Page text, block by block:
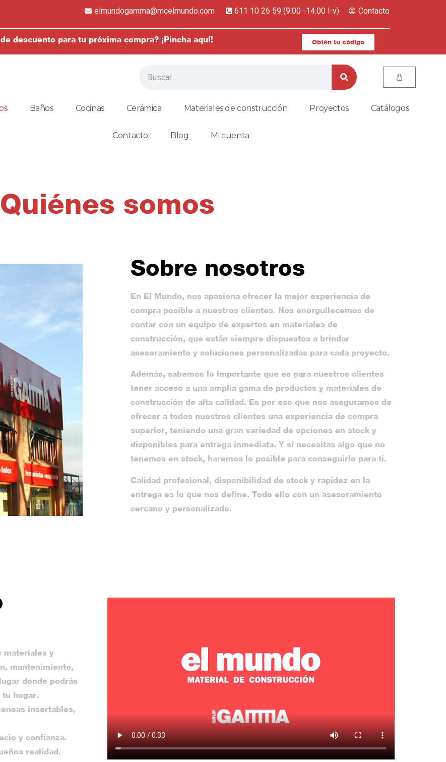
elmundogamma@mcelmundo.com 611 10 26 59 (9.00 -14.00 l-v) Contacto
descuento para tu próxima compra? ¡Pincha aquí! Obtén tu código
Baños Cocinas Cerámica Materiales de construcción Proyectos Catálogos
Contacto Blog Mi cuenta
Quiénes somos
Sobre nosotros
En El Mundo, nos apasiona ofrecer la mejor experiencia de
compra posible a nuestros clientes. Nos enorgullecemos de
contar con un equipo de expertos en materiales de
construcción, que están siempre dispuestos a brindar
asesoramiento y soluciones personalizadas para cada proyecto.
Además, sabemos lo importante que es para nuestros clientes
tener acceso a una amplia gama de productos y materiales de
construcción de alta calidad. Es por eso que nos aseguramos de
ofrecer a todos nuestros clientes una experiencia de compra
superior, teniendo una gran variedad de opciones en stock y
disponibles para entrega inmediata. Y si necesitas algo que no
tenemos en stock, haremos lo posible para conseguirlo para ti.
Calidad profesional, disponibilidad de stock y rapidez en la
entrega es lo que nos define. Todo ello con un asesoramiento
cercano y personalizado.
materiales y
mantenimiento,
donde podrás
hogar.
insertables,
y confianza.
realidad.